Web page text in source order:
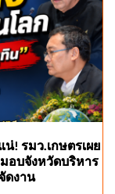
! รมว.เกษตรเผย
อบจังหวัดบริหาร
ดงาน